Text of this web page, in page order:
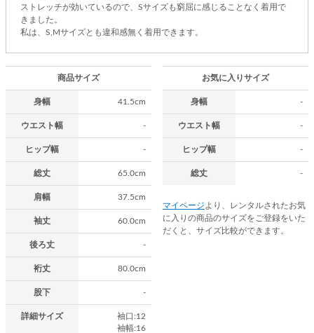
ストレッチが効いているので、Sサイズも窮屈に感じることなく着用で
きました。
私は、S,Mサイズとも違和感無く着用できます。
商品サイズ
身幅 41.5cm
ウエスト幅 -
ヒップ幅 -
総丈 65.0cm
肩幅 37.5cm
袖丈 60.0cm
後ろ丈 -
裄丈 80.0cm
股下 -
詳細サイズ
袖口:12
袖幅:16
お気に入りサイズ
身幅 -
ウエスト幅 -
ヒップ幅 -
総丈 -
マイページ より、レンタルされたお気
に入りの商品のサイズをご登録をいた
だくと、サイズ比較ができます。